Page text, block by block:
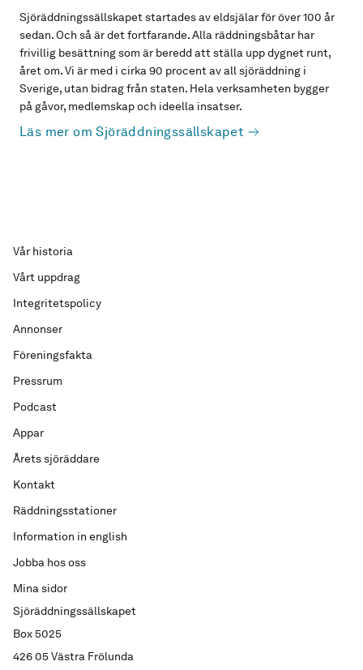
Sjöräddningssällskapet startades av eldsjälar för över 100 år
sedan. Och så är det fortfarande. Alla räddningsbåtar har
frivillig besättning som är beredd att ställa upp dygnet runt,
året om. Vi är med i cirka 90 procent av all sjöräddning i
Sverige, utan bidrag från staten. Hela verksamheten bygger
på gåvor, medlemskap och ideella insatser.
Läs mer om Sjöräddningssällskapet
Sjöräddningssällskapet
Box 5025
426 05 Västra Frölunda
Vår historia
Vårt uppdrag
Integritetspolicy
Annonser
Föreningsfakta
Pressrum
Podcast
Appar
Årets sjöräddare
Kontakt
Räddningsstationer
Information in english
Jobba hos oss
Mina sidor